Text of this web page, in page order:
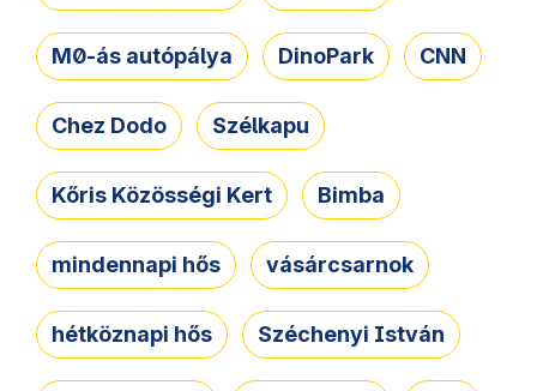
M0-ás autópálya DinoPark CNN
Chez Dodo Szélkapu
Kőris Közösségi Kert Bimba
mindennapi hős vásárcsarnok
hétköznapi hős Széchenyi István